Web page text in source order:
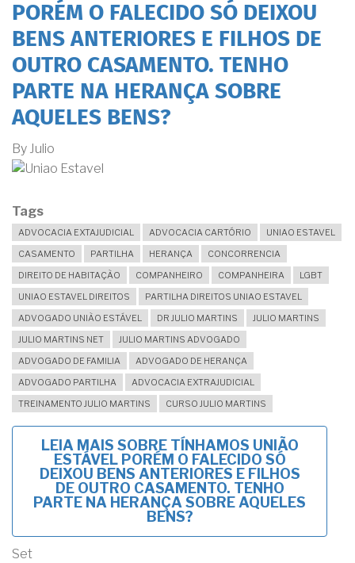
PORÉM O FALECIDO SÓ DEIXOU
BENS ANTERIORES E FILHOS DE
OUTRO CASAMENTO. TENHO
PARTE NA HERANÇA SOBRE
AQUELES BENS?
By Julio
Tags
ADVOCACIA EXTAJUDICIAL ADVOCACIA CARTÓRIO
UNIAO ESTAVEL
CASAMENTO
PARTILHA HERANÇA
CONCORRENCIA
DIREITO DE HABITAÇÃO
COMPANHEIRO COMPANHEIRA
LGBT
UNIAO ESTAVEL DIREITOS
PARTILHA DIREITOS UNIAO ESTAVEL
ADVOGADO UNIÃO ESTÁVEL
DR JULIO MARTINS
JULIO MARTINS
JULIO MARTINS NET
JULIO MARTINS ADVOGADO
ADVOGADO DE FAMILIA
ADVOGADO DE HERANÇA
ADVOGADO PARTILHA
ADVOCACIA EXTRAJUDICIAL
TREINAMENTO JULIO MARTINS
CURSO JULIO MARTINS
LEIA MAIS SOBRE TÍNHAMOS UNIÃO
ESTÁVEL PORÉM O FALECIDO SÓ
DEIXOU BENS ANTERIORES E FILHOS
DE OUTRO CASAMENTO. TENHO
PARTE NA HERANÇA SOBRE AQUELES
BENS?
Set